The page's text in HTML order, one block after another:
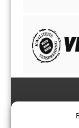
Margadantstraat